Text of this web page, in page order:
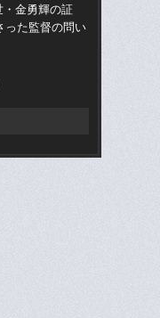
・金勇輝の証
た監督の問い